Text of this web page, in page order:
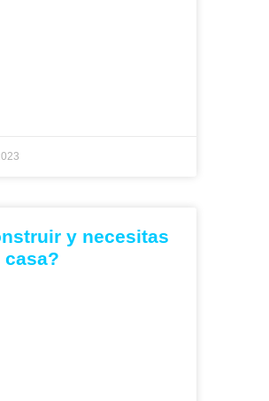
y necesitas
casa?